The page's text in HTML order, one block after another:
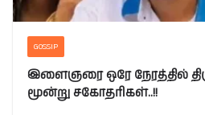
GOSSIP
இளைஞரை ஒரே நேரத்தில்
மூன்று சகோதரிகள்..!!